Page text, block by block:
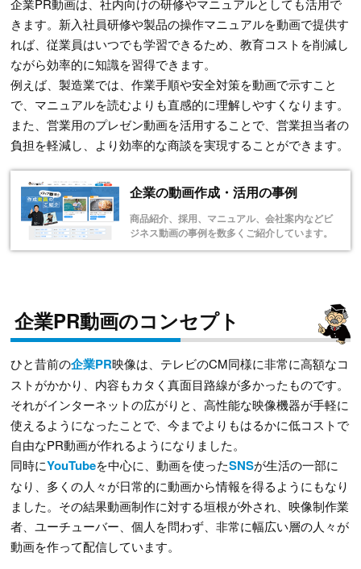
企業PR動画は、社内向けの研修やマニュアルとしても活用で
きます。新入社員研修や製品の操作マニュアルを動画で提供す
れば、従業員はいつでも学習できるため、教育コストを削減し
ながら効率的に知識を習得できます。
例えば、製造業では、作業手順や安全対策を動画で示すこと
で、マニュアルを読むよりも直感的に理解しやすくなります。
また、営業用のプレゼン動画を活用することで、営業担当者の
負担を軽減し、より効率的な商談を実現することができます。
企業の動画作成・活用の事例
商品紹介、採用、マニュアル、会社案内などビ
ジネス動画の事例を数多くご紹介しています。
企業PR動画のコンセプト
ひと昔前の企業PR映像は、テレビのCM同様に非常に高額なコ
ストがかかり、内容もカタく真面目路線が多かったものです。
それがインターネットの広がりと、高性能な映像機器が手軽に
使えるようになったことで、今までよりもはるかに低コストで
自由なPR動画が作れるようになりました。
同時にYouTubeを中心に、動画を使ったSNSが生活の一部に
なり、多くの人々が日常的に動画から情報を得るようにもなり
ました。その結果動画制作に対する垣根が外され、映像制作業
者、ユーチューバー、個人を問わず、非常に幅広い層の人々が
動画を作って配信しています。